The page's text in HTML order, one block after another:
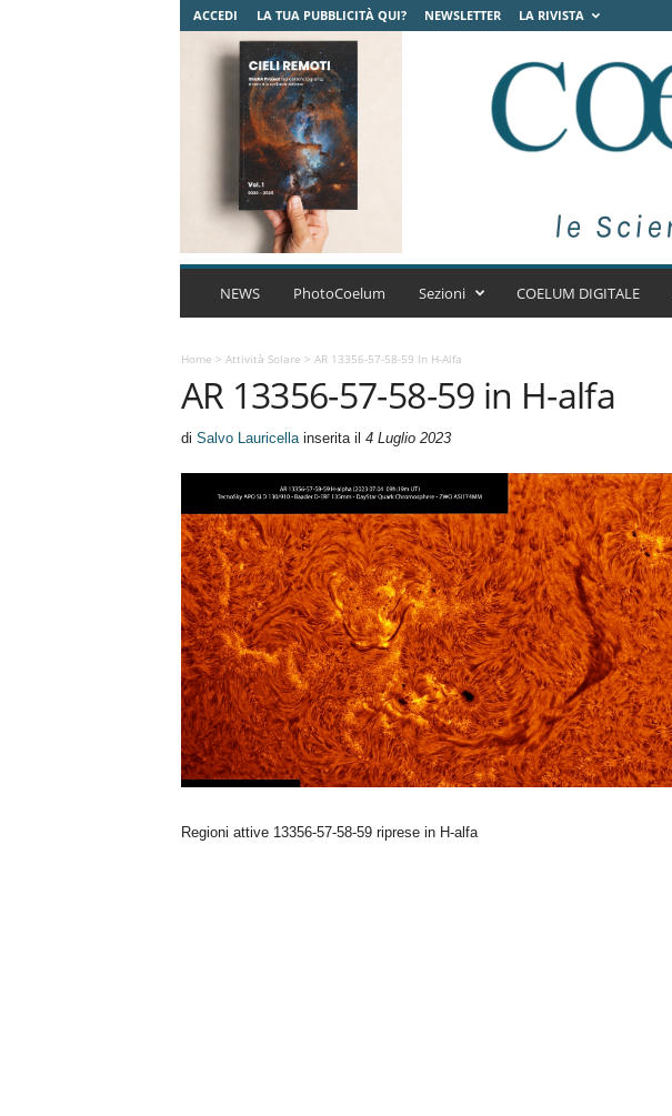
ACCEDI LA TUA PUBBLICITÀ QUI? NEWSLETTER LA RIVISTA
C
u
m
A
r
o
n
o
m
i
a
NEWS PhotoCoelum Sezioni COELUM DIGITALE
Home > Attività Solare > AR 13356-57-58-59 In H-Alfa
AR 13356-57-58-59 in H-alfa
di Salvo Lauricellainserita il 4 Luglio 2023
Regioni attive 13356-57-58-59 riprese in H-alfa